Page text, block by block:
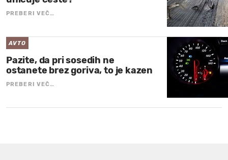
PREBERI VEČ…
AVTO
Pazite, da pri sosedih ne
ostanete brez goriva, to je kazen
PREBERI VEČ…